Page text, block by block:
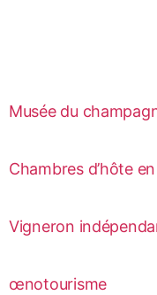
Musée du
Chambres d’hôte
Vigneron
œnotourisme